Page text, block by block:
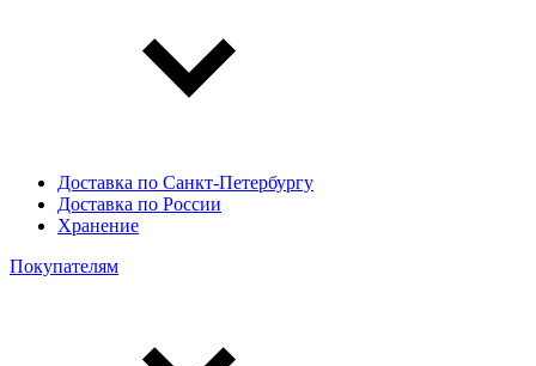
Доставка по Санкт-Петербургу
Доставка по России
Хранение
Покупателям